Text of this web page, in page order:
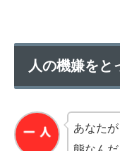
人の機嫌をと
あなた